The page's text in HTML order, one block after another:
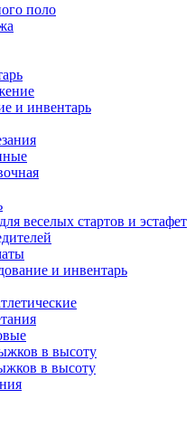
поло
и инвентарь
веселых стартов и эстафет
и инвентарь
в высоту
в высоту